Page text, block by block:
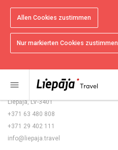
Allen Cookies zustimmen
Nur markierten Cookies zustimmen
menu
Karten und Broschüren
Tourismusstatistik
Sitemap
Rožu laukums 5/6,
Liepāja, LV-3401
+371 63 480 808
+371 29 402 111
info@liepaja.travel